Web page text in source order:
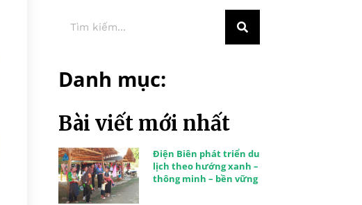
Danh mục:
Bài viết mới nhất
Điện Biên phát triển du
lịch theo hướng xanh –
thông minh – bền vững